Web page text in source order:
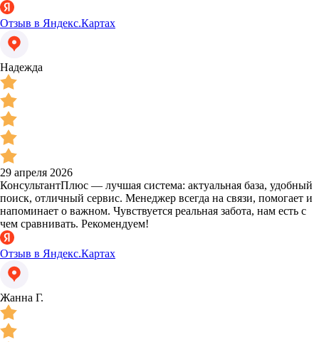
Отзыв в Яндекс.Картах
Надежда
29 апреля 2026
КонсультантПлюс — лучшая система: актуальная база, удобный
поиск, отличный сервис. Менеджер всегда на связи, помогает и
напоминает о важном. Чувствуется реальная забота, нам есть с
чем сравнивать. Рекомендуем!
Отзыв в Яндекс.Картах
Жанна Г.